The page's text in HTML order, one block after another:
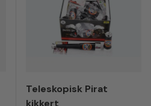
Teleskopisk Pirat
kikkert